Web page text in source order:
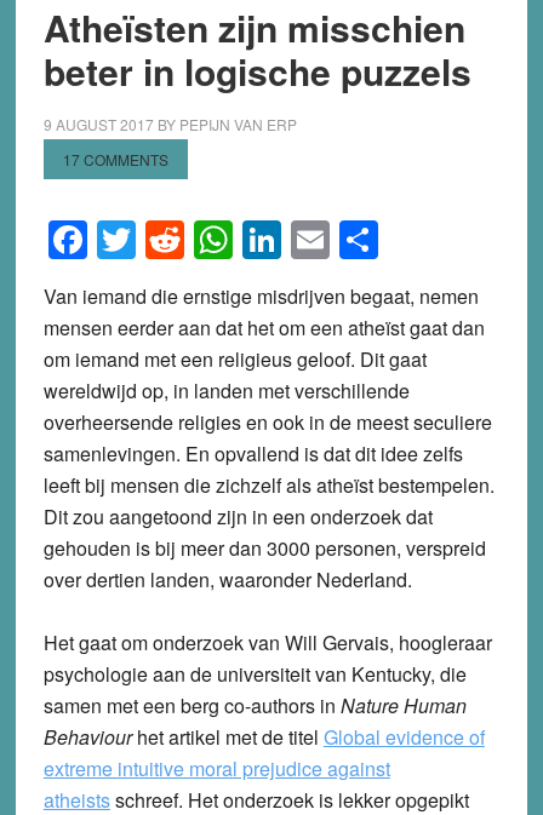
ofwel
de
stuitende
slordigheden
van
Desmet
Atheïsten zijn misschien
beter in logische puzzels
9 AUGUST 2017BY PEPIJN VAN ERP
17 COMMENTS
Facebook
Twitter
Reddit
WhatsApp
LinkedIn
EmailShare
Van iemand die ernstige misdrijven begaat, nemen
mensen eerder aan dat het om een atheïst gaat dan
om iemand met een religieus geloof. Dit gaat
wereldwijd op, in landen met verschillende
overheersende religies en ook in de meest seculiere
samenlevingen. En opvallend is dat dit idee zelfs
leeft bij mensen die zichzelf als atheïst bestempelen.
Dit zou aangetoond zijn in een onderzoek dat
gehouden is bij meer dan 3000 personen, verspreid
over dertien landen, waaronder Nederland.
Het gaat om onderzoek van Will Gervais, hoogleraar
psychologie aan de universiteit van Kentucky, die
samen met een berg co-authors in Nature Human
Behaviourhet artikel met de titel Global evidence of
extreme intuitive moral prejudice against
atheistsschreef. Het onderzoek is lekker opgepikt